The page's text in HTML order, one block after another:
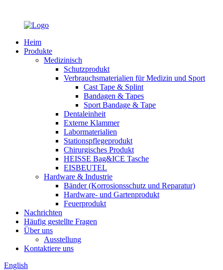
Heim
Produkte
Medizinisch
Schutzprodukt
Verbrauchsmaterialien für Medizin und Sport
Cast Tape & Splint
Bandagen & Tapes
Sport Bandage & Tape
Dentaleinheit
Externe Klammer
Labormaterialien
Stationspflegeprodukt
Chirurgisches Produkt
HEISSE Bag&ICE Tasche
EISBEUTEL
Hardware & Industrie
Bänder (Korrosionsschutz und Reparatur)
Hardware- und Gartenprodukt
Feuerprodukt
Nachrichten
Häufig gestellte Fragen
Über uns
Ausstellung
Kontaktiere uns
English